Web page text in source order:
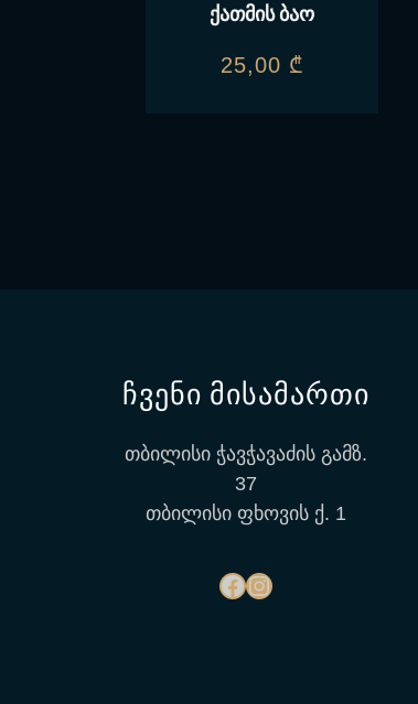
ქათმის ბაო
25,00 ₾
ჩვენი მისამართი
თბილისი ჭავჭავაძის გამზ.
37
თბილისი ფხოვის ქ. 1